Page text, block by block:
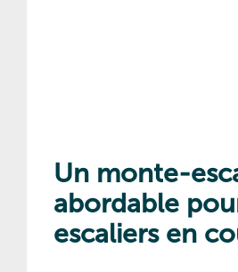
Un monte-
abordable
escaliers en